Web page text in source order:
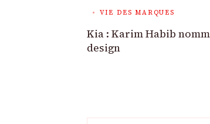
VIE DES MARQUES
Kia : Karim Habib
design